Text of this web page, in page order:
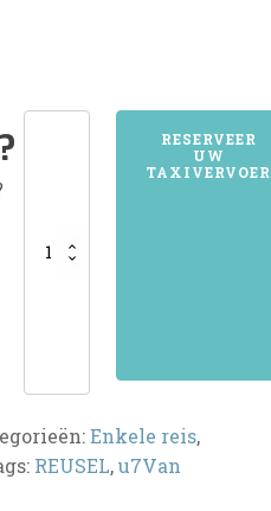
RESERVEER
UW
TAXIVERVOER
Enkele reis,
REUSEL,u7Van